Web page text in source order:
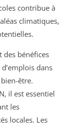
contribue à
climatiques,
des bénéfices
dans
être.
il est essentiel
les
locales. Les